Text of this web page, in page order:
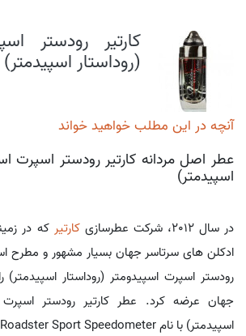
کارتیر رودستر
(روداستار اسپیدمتر)
آنچه در این مطلب خواهید خواند
عطر اصل مردانه کارتیر رودستر اسپرت
اسپیدمتر)
در سال 2012، شرکت عطرسازی کارتیر که در
ادکلن های سرتاسر جهان بسیار مشهور و مطرح
رودستر اسپرت اسپیدومتر (روداستار
جهان عرضه کرد. عطر کارتیر رودستر اسپرت
اسپیدمتر) با نام Roadster Sport Speedometer هم شناخته می شود.